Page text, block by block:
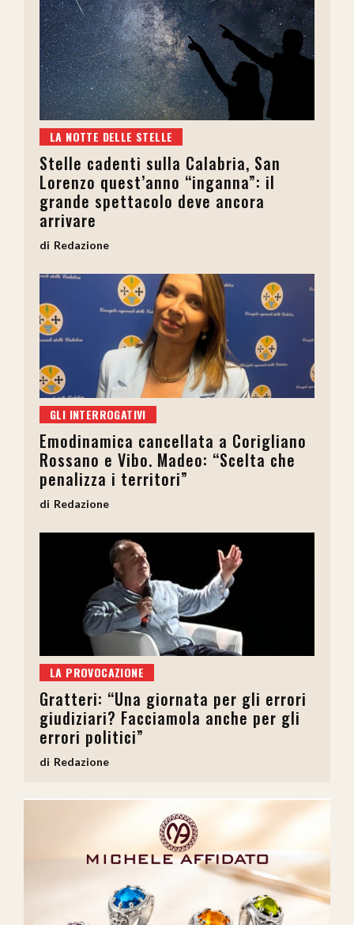
LA NOTTE DELLE STELLE
Stelle cadenti sulla Calabria, San
Lorenzo quest’anno “inganna”: il
grande spettacolo deve ancora
arrivare
Redazione
GLI INTERROGATIVI
Emodinamica cancellata a Corigliano
Rossano e Vibo. Madeo: “Scelta che
penalizza i territori”
Redazione
LA PROVOCAZIONE
Gratteri: “Una giornata per gli errori
giudiziari? Facciamola anche per gli
errori politici”
Redazione